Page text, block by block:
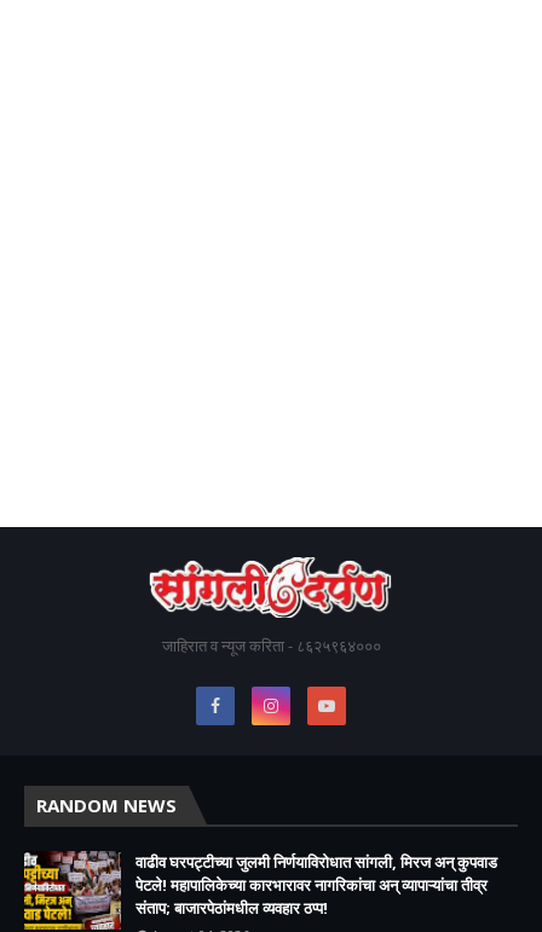
जाहिरात व न्यूज करिता - ८६२५९६४०००
RANDOM NEWS
वाढीव घरपट्टीच्या जुलमी निर्णयाविरोधात सांगली, मिरज अन् कुपवाड
पेटले! महापालिकेच्या कारभारावर नागरिकांचा अन् व्यापाऱ्यांचा तीव्र
संताप; बाजारपेठांमधील व्यवहार ठप्प!​